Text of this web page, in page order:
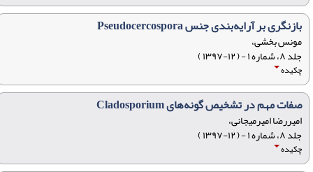
بازنگری بر آرایه‌بندی جنس Pseudocercospora
مونس بخشی،
جلد ۸، شماره ۱ - ( ۱۲-۱۳۹۷ )
چکیده
صفات مهم در تشخیص گونه‌های Cladosporium
امیررضا امیرمیجانی،
جلد ۸، شماره ۱ - ( ۱۲-۱۳۹۷ )
چکیده